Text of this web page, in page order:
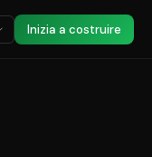
Inizia a costruire